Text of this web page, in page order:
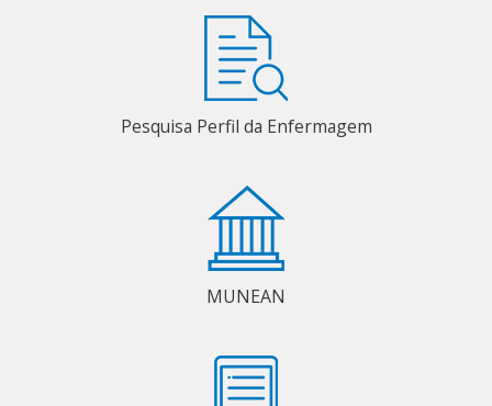
Pesquisa Perfil da Enfermagem
MUNEAN